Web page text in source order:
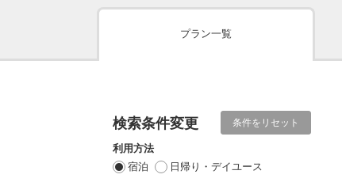
プラン一覧
検索条件変更 条件をリセット
利用方法
宿泊
日帰り・デイユース